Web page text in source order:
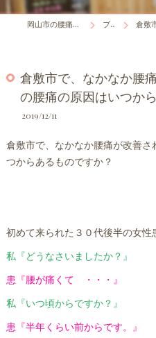
岡山市の腰痛はましお接骨院 ブログ 倉敷市で
倉敷市で、なかなか腰
の腰痛の原因はいつか
2019/12/11
倉敷市で、なかなか腰痛が改善
つからあるものですか？
初めて来られた３０代後半の女
私『どうなさいましたか？』
患『腰が痛くて ・・・』
私『いつ頃からですか？』
患『半年くらい前からです。』